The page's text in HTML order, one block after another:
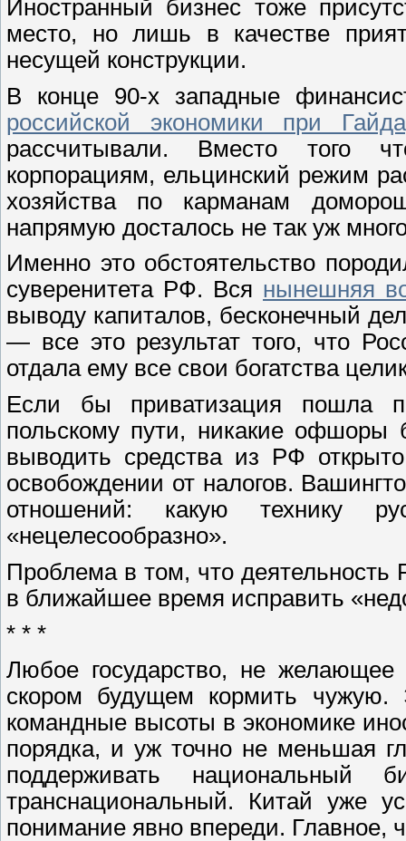
Иностранный бизнес тоже
место, но лишь в качестве
несущей конструкции.
В конце 90-х западные
российской экономики при
рассчитывали. Вместо того
корпорациям, ельцинский режим
хозяйства по карманам
напрямую досталось не так уж
Именно это обстоятельство
суверенитета РФ. Вся нынешняя
выводу капиталов, бесконечный
— все это результат того, что
отдала ему все свои богатства
Если бы приватизация пошла
польскому пути, никакие
выводить средства из РФ
освобождении от налогов.
отношений: какую технику
«нецелесообразно».
Проблема в том, что деятельность
в ближайшее время исправить
* * *
Любое государство, не
скором будущем кормить чужую.
командные высоты в экономике
порядка, и уж точно не меньшая
поддерживать
транснациональный. Китай уже
понимание явно впереди. Главное,